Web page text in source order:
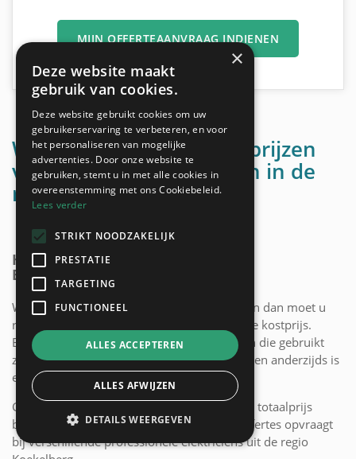
MIJN OFFERTEAANVRAAG INDIENEN
Wat zijn de gemiddelde prijzen
voor elektriciteitswerken in de
regio Koekelberg?
HOE WORDT DE PRIJS VOOR
ELEKTRICITEITSWERKEN BEPAALD?
Wanneer u elektriciteitswerken laat uitvoeren dan moet u
rekening houden met 2 variabelen binnen de kostprijs.
Enerzijds is er de kostprijs van de materialen die gebruikt
zullen worden voor uw elektriciteitswerken, en anderzijds is
er de arbeidskost van de elektricien(s) zelf.
Gezien de arbeidskost een groot deel van de totaalprijs
bepaald, is het belangrijk dat u meerdere offertes opvraagt
bij verschillende professionele elektriciens uit de regio
×
Deze website maakt
gebruik van cookies.
Deze website gebruikt cookies om uw
gebruikerservaring te verbeteren, en voor
het personaliseren van mogelijke
advertenties. Door onze website te
gebruiken, stemt u in met alle cookies in
overeenstemming met ons Cookiebeleid.
Lees verder
STRIKT NOODZAKELIJK
PRESTATIE
TARGETING
FUNCTIONEEL
ALLES ACCEPTEREN
ALLES AFWIJZEN
DETAILS WEERGEVEN